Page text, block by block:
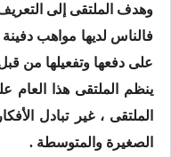
وهدف الملتقى إلى التعريف
فالناس لديها مواهب
على دفعها وتفعيلها من
ينظم الملتقى هذا
الملتقى ، غير تبادل
الصغيرة والمتوسطة .